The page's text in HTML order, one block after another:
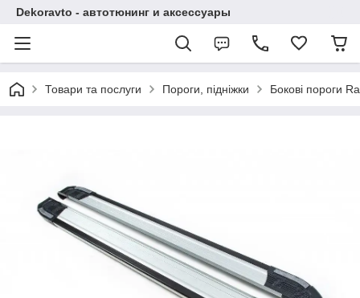
Dekoravto - автотюнинг и аксессуары
Товари та послуги Пороги, підніжки Бокові пороги